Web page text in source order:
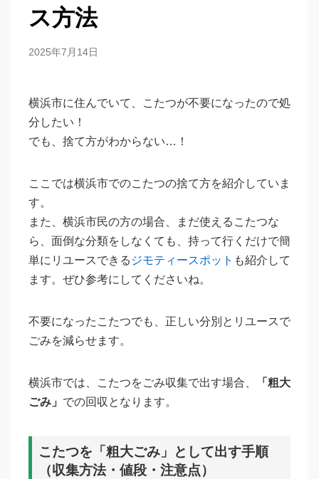
ス方法
2025年7月14日
横浜市に住んでいて、こたつが不要になったので処
分したい！
でも、捨て方がわからない…！
ここでは横浜市でのこたつの捨て方を紹介していま
す。
また、横浜市民の方の場合、まだ使えるこたつな
ら、面倒な分類をしなくても、持って行くだけで簡
単にリユースできる ジモティースポット も紹介して
ます。ぜひ参考にしてくださいね。
不要になったこたつでも、正しい分別とリユースで
ごみを減らせます。
横浜市では、こたつをごみ収集で出す場合、
「粗大
ごみ」 での回収となります。
こたつを「粗大ごみ」として出す手順
（収集方法・値段・注意点）